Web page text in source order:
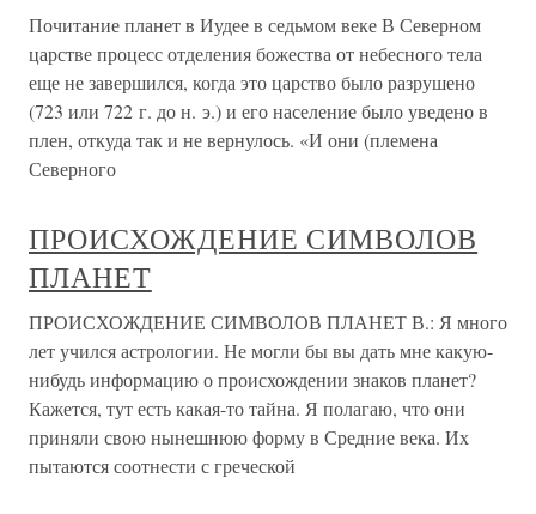
Почитание планет в Иудее в седьмом веке В Северном
царстве процесс отделения божества от небесного тела
еще не завершился, когда это царство было разрушено
(723 или 722 г. до н. э.) и его население было уведено в
плен, откуда так и не вернулось. «И они (племена
Северного
ПРОИСХОЖДЕНИЕ СИМВОЛОВ
ПЛАНЕТ
ПРОИСХОЖДЕНИЕ СИМВОЛОВ ПЛАНЕТ В.: Я много
лет учился астрологии. Не могли бы вы дать мне какую-
нибудь информацию о происхождении знаков планет?
Кажется, тут есть какая-то тайна. Я полагаю, что они
приняли свою нынешнюю форму в Средние века. Их
пытаются соотнести с греческой